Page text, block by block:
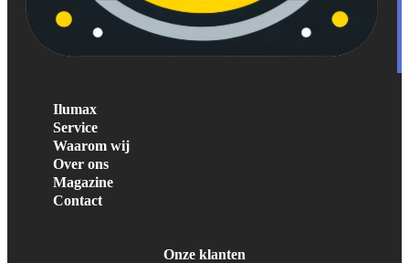
Ilumax
Service
Waarom wij
Over ons
Magazine
Contact
Onze klanten